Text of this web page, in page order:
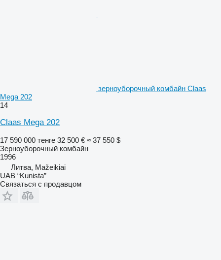
зерноуборочный комбайн Claas
Mega 202
14
Claas Mega 202
17 590 000 тенге 32 500 € ≈ 37 550 $
Зерноуборочный комбайн
1996
Литва, Mažeikiai
UAB “Kunista”
Связаться с продавцом